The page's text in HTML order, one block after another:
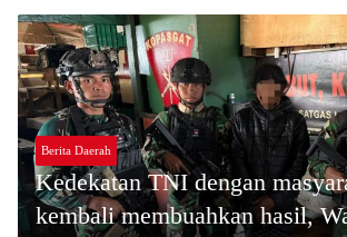
Berita Daerah
Kedekatan TNI dengan
kembali membuahkan hasil,